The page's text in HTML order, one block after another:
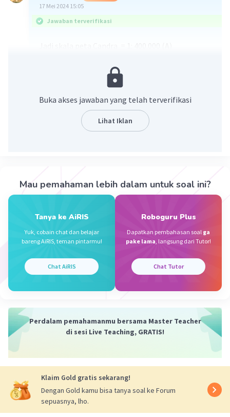
17 Mei 2024 15:05
Jawaban terverifikasi
Novia N
20 Mei 2024 01:10
Abiy W Level 32
17 Mei 2024 09:30
Buka akses jawaban yang telah terverifikasi
Lihat Iklan
Mau pemahaman lebih dalam untuk soal ini?
Tanya ke AiRIS
Yuk, cobain chat dan belajar
bareng AiRIS, teman pintarmu!
Chat AiRIS
Roboguru Plus
Dapatkan pembahasan soal ga
pake lama, langsung dari Tutor!
Chat Tutor
Perdalam pemahamanmu bersama Master Teacher
di sesi Live Teaching, GRATIS!
Klaim Gold gratis sekarang!
Dengan Gold kamu bisa tanya soal ke Forum
sepuasnya, lho.